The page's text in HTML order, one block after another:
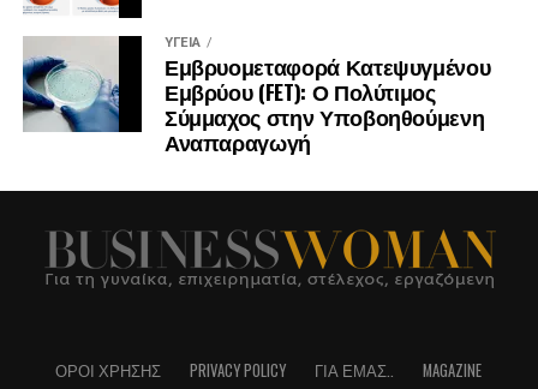
ΥΓΕΊΑ
Εμβρυομεταφορά Κατεψυγμένου
Εμβρύου (FET): Ο Πολύτιμος
Σύμμαχος στην Υποβοηθούμενη
Αναπαραγωγή
ΌΡΟΙ ΧΡΉΣΗΣ PRIVACY POLICY ΓΙΑ ΕΜΆΣ.. MAGAZINE